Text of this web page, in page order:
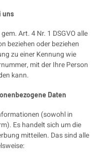
uns
Art. 4 Nr. 1 DSGVO alle
beziehen oder beziehen
zu einer Kennung wie
mit der Ihre Person
kann.
Daten
(sowohl in
Es handelt sich um die
mitteilen. Das sind alle